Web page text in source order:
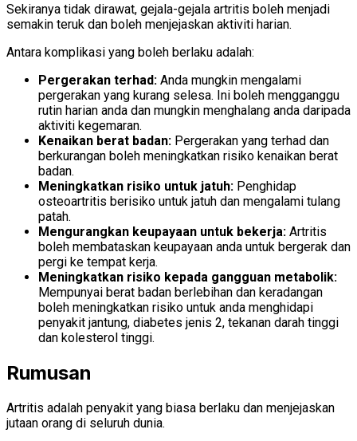
Sekiranya tidak dirawat, gejala-gejala artritis boleh menjadi
semakin teruk dan boleh menjejaskan aktiviti harian.
Antara komplikasi yang boleh berlaku adalah:
Pergerakan terhad: Anda mungkin mengalami
pergerakan yang kurang selesa. Ini boleh mengganggu
rutin harian anda dan mungkin menghalang anda daripada
aktiviti kegemaran.
Kenaikan berat badan: Pergerakan yang terhad dan
berkurangan boleh meningkatkan risiko kenaikan berat
badan.
Meningkatkan risiko untuk jatuh: Penghidap
osteoartritis berisiko untuk jatuh dan mengalami tulang
patah.
Mengurangkan keupayaan untuk bekerja: Artritis
boleh membataskan keupayaan anda untuk bergerak dan
pergi ke tempat kerja.
Meningkatkan risiko kepada gangguan metabolik:
Mempunyai berat badan berlebihan dan keradangan
boleh meningkatkan risiko untuk anda menghidapi
penyakit jantung, diabetes jenis 2, tekanan darah tinggi
dan kolesterol tinggi.
Rumusan
Artritis adalah penyakit yang biasa berlaku dan menjejaskan
jutaan orang di seluruh dunia.